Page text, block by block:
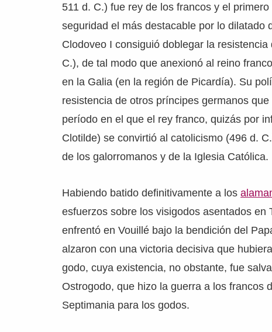
511 d. C.) fue rey de los francos y el
seguridad el más destacable por lo dilatado
Clodoveo I consiguió doblegar la
C.), de tal modo que anexionó al reino
en la Galia (en la región de Picardía). Su
resistencia de otros príncipes germanos
período en el que el rey franco, quizás por
Clotilde) se convirtió al catolicismo (496 d.
de los galorromanos y de la Iglesia Católica.
Habiendo batido definitivamente a los
esfuerzos sobre los visigodos asentados
enfrentó en Vouillé bajo la bendición del
alzaron con una victoria decisiva que
godo, cuya existencia, no obstante, fue
Ostrogodo, que hizo la guerra a los francos
Septimania para los godos.